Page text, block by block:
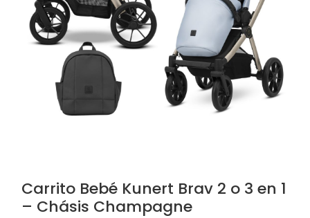
Carrito Bebé Kunert Brav 2 o 3 en 1
– Chásis Champagne